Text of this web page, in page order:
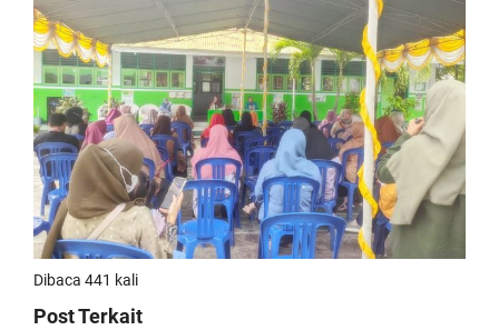
Dibaca 441 kali
Post Terkait